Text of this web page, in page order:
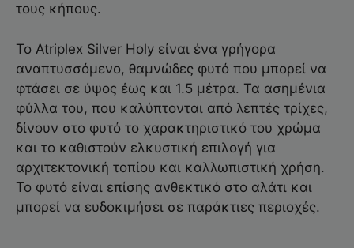
τους κήπους.
Το Atriplex Silver Holy είναι ένα γρήγορα
αναπτυσσόμενο, θαμνώδες φυτό που μπορεί να
φτάσει σε ύψος έως και 1.5 μέτρα. Τα ασημένια
φύλλα του, που καλύπτονται από λεπτές τρίχες,
δίνουν στο φυτό το χαρακτηριστικό του χρώμα
και το καθιστούν ελκυστική επιλογή για
αρχιτεκτονική τοπίου και καλλωπιστική χρήση.
Το φυτό είναι επίσης ανθεκτικό στο αλάτι και
μπορεί να ευδοκιμήσει σε παράκτιες περιοχές.